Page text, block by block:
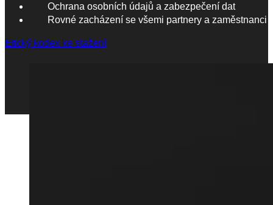
Ochrana osobních údajů a zabezpečení dat
Rovné zacházení se všemi partnery a zaměstnanci
Etický kodex ke stažení